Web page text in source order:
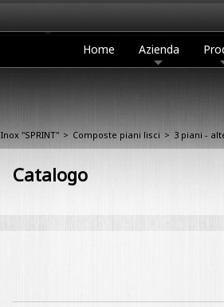
Home Azienda
Inox "SPRINT" > Composte piani lisci > 3 piani -
Catalogo